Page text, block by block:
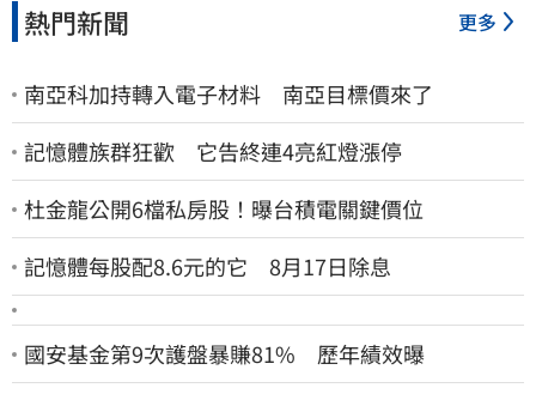
熱門新聞 更多
南亞科加持轉入電子材料 南亞目標價來了
記憶體族群狂歡 它告終連4亮紅燈漲停
杜金龍公開6檔私房股！曝台積電關鍵價位
記憶體每股配8.6元的它 8月17日除息
國安基金第9次護盤暴賺81% 歷年績效曝